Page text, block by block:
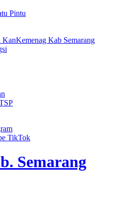
Pintu
KanKemenag Kab Semarang
TikTok
Semarang